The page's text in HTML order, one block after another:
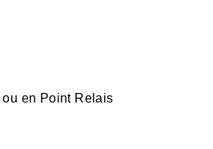
en Point Relais